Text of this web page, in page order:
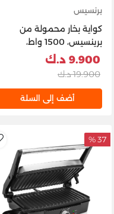
برنسيس
كواية بخار محمولة من
برينسيس، 1500 واط،
9.900 د.ك
19.900 د.ك
أضف إلى السلة
37 %